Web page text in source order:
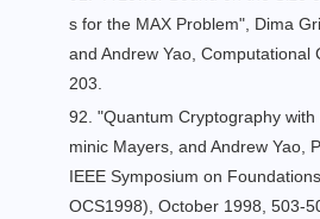
s for the MAX Problem", Dima
and Andrew Yao, Computational
203.
92. "Quantum Cryptography
minic Mayers, and Andrew Yao,
IEEE Symposium on
OCS1998), October 1998, 503-